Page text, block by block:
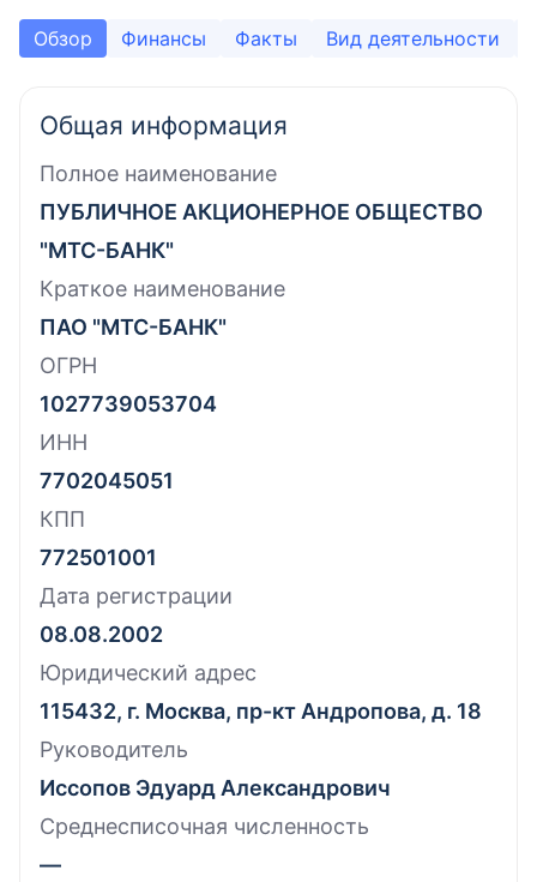
Обзор Финансы Факты Вид деятельности
Общая информация
Полное наименование
ПУБЛИЧНОЕ АКЦИОНЕРНОЕ ОБЩЕСТВО
"МТС-БАНК"
Краткое наименование
ПАО "МТС-БАНК"
ОГРН
1027739053704
ИНН
7702045051
КПП
772501001
Дата регистрации
08.08.2002
Юридический адрес
115432, г. Москва, пр-кт Андропова, д. 18
Руководитель
Иссопов Эдуард Александрович
Среднесписочная численность
—